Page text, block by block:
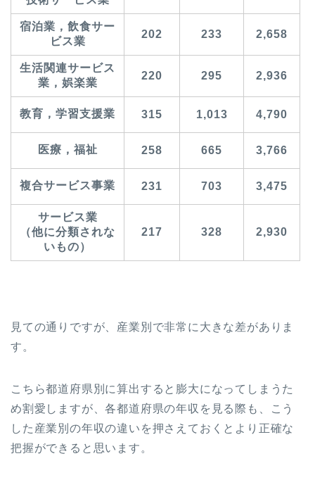
宿泊業，飲食サー
ビス業
202 233 2,658
生活関連サービス
業，娯楽業
220 295 2,936
教育，学習支援業 315 1,013 4,790
医療，福祉 258 665 3,766
複合サービス事業 231 703 3,475
サービス業
（他に分類されな
いもの）
217 328 2,930
見ての通りですが、産業別で非常に大きな差がありま
す。
こちら都道府県別に算出すると膨大になってしまうた
め割愛しますが、各都道府県の年収を見る際も、こう
した産業別の年収の違いを押さえておくとより正確な
把握ができると思います。